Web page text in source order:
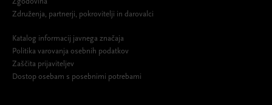
Združenja, partnerji, pokrovitelji in darovalci
Katalog informacij javnega značaja
Politika varovanja osebnih podatkov
Zaščita prijaviteljev
Dostop osebam s posebnimi potrebami